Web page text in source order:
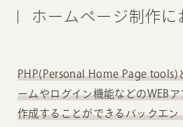
ホームページ制作に
PHP(Personal Home Page tools)
ームやログイン機能などのWEB
作成することができるバックエ